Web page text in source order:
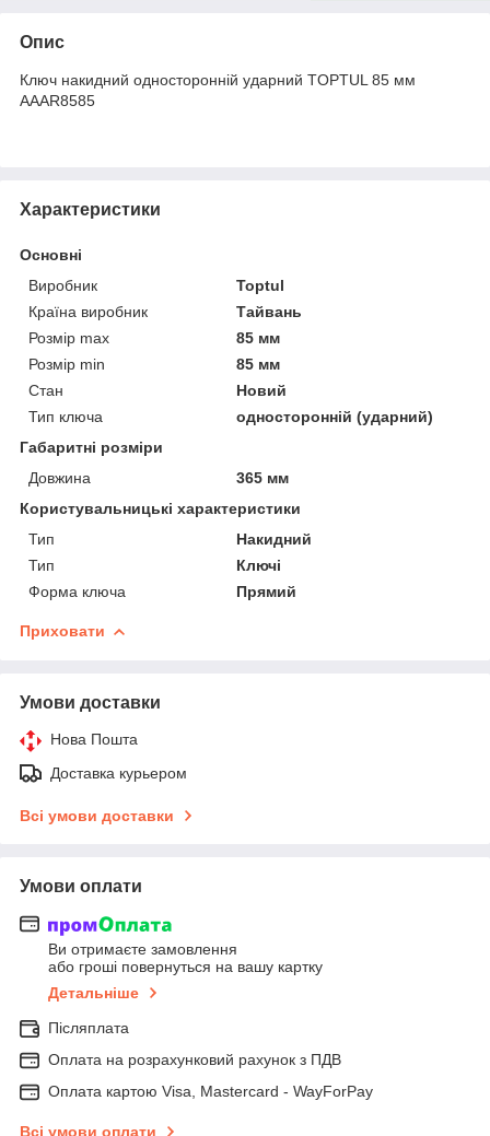
Опис
Ключ накидний односторонній ударний TOPTUL 85 мм
AAAR8585
Характеристики
Основні
Виробник
Toptul
Країна виробник
Тайвань
Розмір max
85 мм
Розмір min
85 мм
Стан
Новий
Тип ключа
односторонній (ударний)
Габаритні розміри
Довжина
365 мм
Користувальницькі характеристики
Тип
Накидний
Тип
Ключі
Форма ключа
Прямий
Приховати
Умови доставки
Нова Пошта
Доставка курьером
Всі умови доставки
Умови оплати
Ви отримаєте замовлення
або гроші повернуться на вашу картку
Детальніше
Післяплата
Оплата на розрахунковий рахунок з ПДВ
Оплата картою Visa, Mastercard - WayForPay
Всі умови оплати